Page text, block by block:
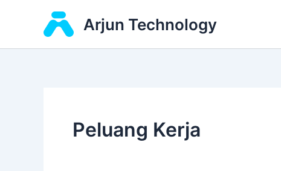
Arjun Technology
Peluang Kerja